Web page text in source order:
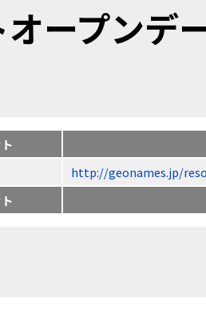
オープン
http://geonames.jp/